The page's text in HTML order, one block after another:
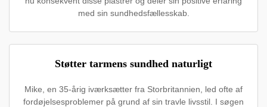
med sin sundhedsfællesskab.
Støtter tarmens sundhed naturligt
Mike, en 35-årig iværksætter fra Storbritannien, led ofte af
fordøjelsesproblemer på grund af sin travle livsstil. I søgen